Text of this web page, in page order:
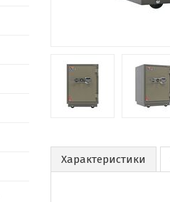
Характеристики